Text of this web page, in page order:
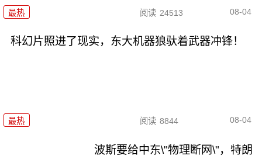
最热 阅读 24513 08-04
科幻片照进了现实，东大机器狼驮着武器冲锋！
最热 阅读 8844 08-04
波斯要给中东\"物理断网\"，特朗